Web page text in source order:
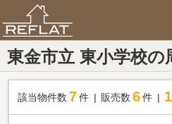
東金市立 東小学校の
該当物件数 7件 販売数 6 件